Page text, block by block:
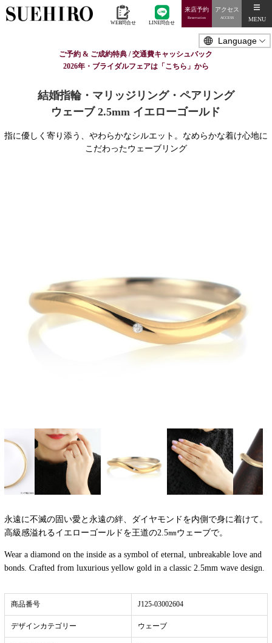
WEB問合せ LINE問合せ
来店予約
Reservation
アクセス
ACCESS MENU
ご予約 & ご成約特典 / 交通費キャッシュバック
2026年・ブライダルフェアは「こちら」から
結婚指輪・マリッジリング・ペアリング
ウェーブ 2.5mm イエローゴールド
指に優しく寄り添う、やわらかなシルエット。なめらかな着け心地に
こだわったウェーブリング
永遠に不滅の固い愛と永遠の絆、ダイヤモンドを内側で身に着けて。
高級感溢れるイエローゴールドを王道の2.5㎜ウェーブで。
Wear a diamond on the inside as a symbol of eternal, unbreakable love and
bonds. Crafted from luxurious yellow gold in a classic 2.5mm wave design.
商品番号 J125-03002604
デザインカテゴリー ウェーブ